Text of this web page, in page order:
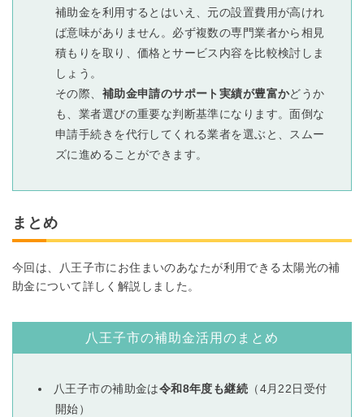
補助金を利用するとはいえ、元の設置費用が高けれ
ば意味がありません。必ず複数の専門業者から相見
積もりを取り、価格とサービス内容を比較検討しま
しょう。
その際、 補助金申請のサポート実績が豊富かどうか
も、業者選びの重要な判断基準になります。面倒な
申請手続きを代行してくれる業者を選ぶと、スムー
ズに進めることができます。
まとめ
今回は、八王子市にお住まいのあなたが利用できる太陽光の補
助金について詳しく解説しました。
八王子市の補助金活用のまとめ
八王子市の補助金は令和8年度も継続 （4月22日受付
開始）